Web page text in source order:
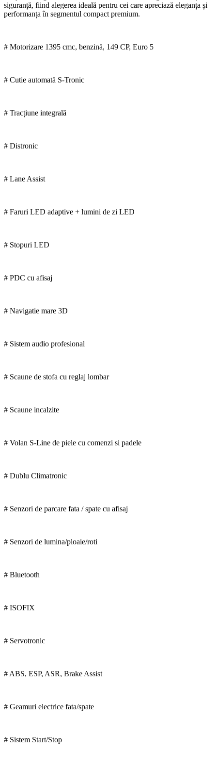
siguranță, fiind alegerea ideală pentru cei care apreciază eleganța și
performanța în segmentul compact premium.
# Motorizare 1395 cmc, benzină, 149 CP, Euro 5
# Cutie automată S-Tronic
# Tracțiune integrală
# Distronic
# Lane Assist
# Faruri LED adaptive + lumini de zi LED
# Stopuri LED
# PDC cu afisaj
# Navigatie mare 3D
# Sistem audio profesional
# Scaune de stofa cu reglaj lombar
# Scaune incalzite
# Volan S-Line de piele cu comenzi si padele
# Dublu Climatronic
# Senzori de parcare fata / spate cu afisaj
# Senzori de lumina/ploaie/roti
# Bluetooth
# ISOFIX
# Servotronic
# ABS, ESP, ASR, Brake Assist
# Geamuri electrice fata/spate
# Sistem Start/Stop